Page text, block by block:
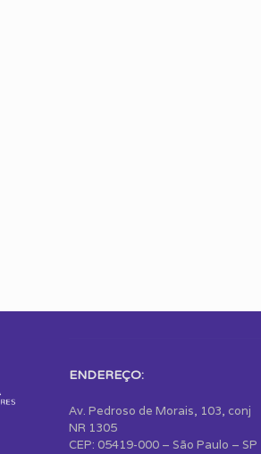
ENDEREÇO:
Av. Pedroso de Morais, 103, conj
NR 1305
CEP: 05419-000 – São Paulo – SP